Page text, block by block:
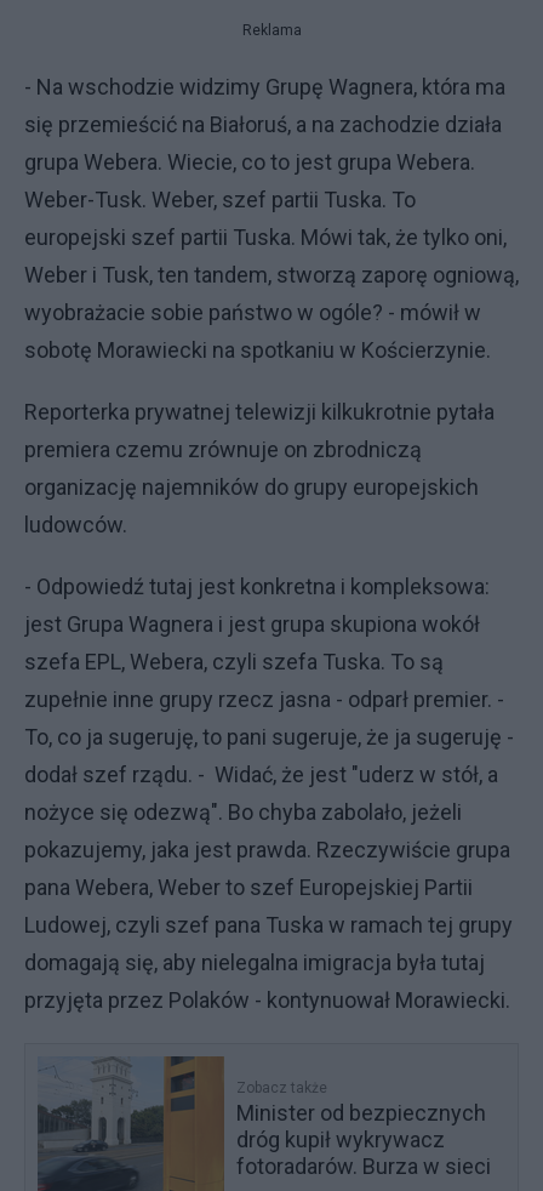
Reklama
- Na wschodzie widzimy Grupę Wagnera, która ma
się przemieścić na Białoruś, a na zachodzie działa
grupa Webera. Wiecie, co to jest grupa Webera.
Weber-Tusk. Weber, szef partii Tuska. To
europejski szef partii Tuska. Mówi tak, że tylko oni,
Weber i Tusk, ten tandem, stworzą zaporę ogniową,
wyobrażacie sobie państwo w ogóle? - mówił w
sobotę Morawiecki na spotkaniu w Kościerzynie.
Reporterka prywatnej telewizji kilkukrotnie pytała
premiera czemu zrównuje on zbrodniczą
organizację najemników do grupy europejskich
ludowców.
- Odpowiedź tutaj jest konkretna i kompleksowa:
jest Grupa Wagnera i jest grupa skupiona wokół
szefa EPL, Webera, czyli szefa Tuska. To są
zupełnie inne grupy rzecz jasna - odparł premier. -
To, co ja sugeruję, to pani sugeruje, że ja sugeruję -
dodał szef rządu. - Widać, że jest "uderz w stół, a
nożyce się odezwą". Bo chyba zabolało, jeżeli
pokazujemy, jaka jest prawda. Rzeczywiście grupa
pana Webera, Weber to szef Europejskiej Partii
Ludowej, czyli szef pana Tuska w ramach tej grupy
domagają się, aby nielegalna imigracja była tutaj
przyjęta przez Polaków - kontynuował Morawiecki.
Zobacz także
Minister od bezpiecznych
dróg kupił wykrywacz
fotoradarów. Burza w sieci